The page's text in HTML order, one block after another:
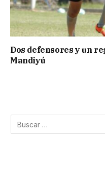
Dos defensores y un
Mandiyú